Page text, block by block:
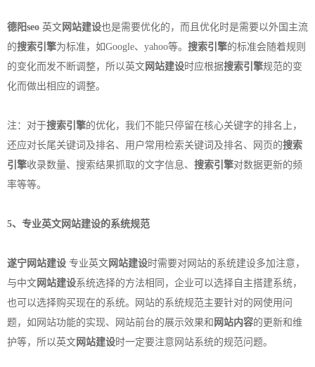
德阳seo 英文 网站建设也是需要优化的，而且优化时是需要以外国主流
的搜索引擎为标准，如Google、yahoo等。 搜索引擎的标准会随着规则
的变化而发不断调整，所以英文 网站建设时应根据搜索引擎规范的变
化而做出相应的调整。
注：对于搜索引擎的优化，我们不能只停留在核心关键字的排名上，
还应对长尾关键词及排名、用户常用检索关键词及排名、网页的搜索
引擎收录数量、搜索结果抓取的文字信息、 搜索引擎对数据更新的频
率等等。
5、专业英文 网站建设的系统规范
遂宁网站建设 专业英文 网站建设时需要对网站的系统建设多加注意，
与中文 网站建设系统选择的方法相同，企业可以选择自主搭建系统，
也可以选择购买现在的系统。网站的系统规范主要针对的网使用问
题，如网站功能的实现、网站前台的展示效果和 网站内容的更新和维
护等，所以英文 网站建设时一定要注意网站系统的规范问题。